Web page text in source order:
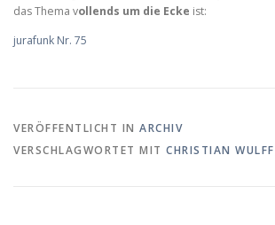
das Thema vollends um die Ecke ist:
jurafunk Nr. 75
VERÖFFENTLICHT IN ARCHIV
VERSCHLAGWORTET MIT CHRISTIAN WULFF